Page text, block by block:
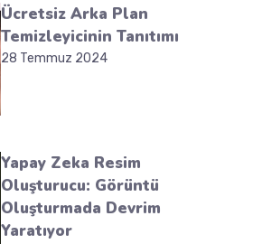
Ücretsiz Arka Plan
Temizleyicinin Tanıtımı
28 Temmuz 2024
Yapay Zeka Resim
Oluşturucu: Görüntü
Oluşturmada Devrim
Yaratıyor